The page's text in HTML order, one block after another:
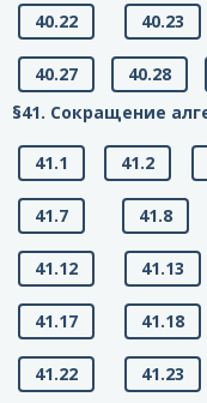
40.22 40.23
40.27 40.28
§41. Сокращение
41.1 41.2
41.7 41.8
41.12 41.13
41.17 41.18
41.22 41.23